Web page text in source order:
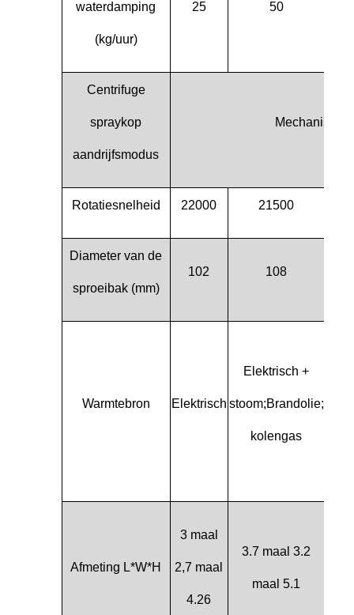
waterdamping
(kg/uur)
25 50
Centrifuge
spraykop
aandrijfsmodus
Rotatiesnelheid 22000 21500
Diameter van de
sproeibak (mm)
102 108
Warmtebron Elektrisch
Elektrisch +
stoom;Brandolie;
kolengas
Afmeting L*W*H
3 maal
2,7 maal
4.26
3.7 maal 3.2
maal 5.1